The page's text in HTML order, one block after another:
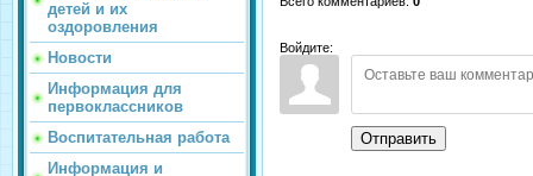
детей и их
оздоровления
Новости
Информация для
первоклассников
Воспитательная работа
Информация и
Войдите:
Отправить